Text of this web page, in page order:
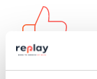
BMW-MINI